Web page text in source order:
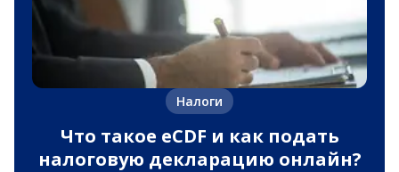
Налоги
Что такое eCDF и как подать
налоговую декларацию онлайн?